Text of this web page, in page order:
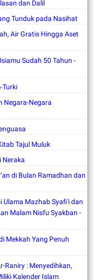
dan Dalil
Tunduk pada Nasihat
Air Gratis Hingga Aset
Sudah 50 Tahun -
Turki
Negara-Negara
Tajul Muluk
Neraka
di Bulan Ramadhan dan
Ulama Mazhab Syafi'i dan
Malam Nisfu Syakban -
Mekkah Yang Penuh
Raniry : Menyedihkan,
Kalender Islam